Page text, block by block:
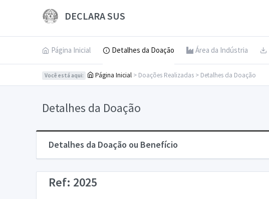
DECLARA SUS
Página Inicial Detalhes da Doação Área da Indústria
Você está aqui: Página Inicial > Doações Realizadas > Detalhes da Doação
Detalhes da Doação
Detalhes da Doação ou Benefício
Ref: 2025